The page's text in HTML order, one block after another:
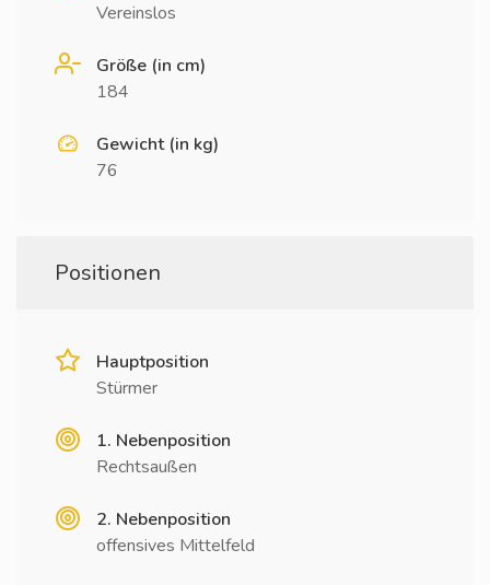
Vereinslos
Größe (in cm)
184
Gewicht (in kg)
76
Positionen
Hauptposition
Stürmer
1. Nebenposition
Rechtsaußen
2. Nebenposition
offensives Mittelfeld